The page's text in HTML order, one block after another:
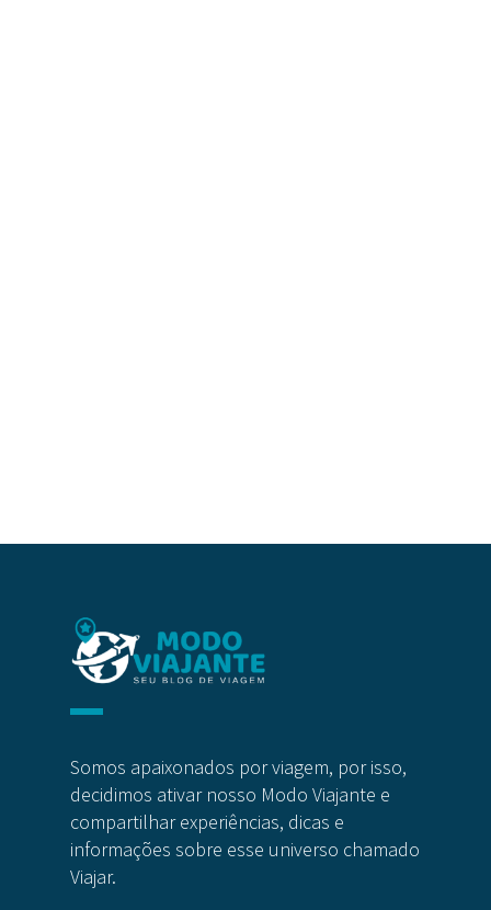
Somos apaixonados por viagem, por isso,
decidimos ativar nosso Modo Viajante e
compartilhar experiências, dicas e
informações sobre esse universo chamado
Viajar.